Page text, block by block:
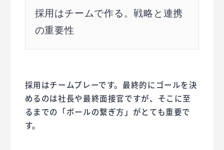
採用はチームで作る。戦略と連携
の重要性
採用はチームプレーです。最終的にゴールを決
めるのは社長や最終面接官ですが、そこに至
るまでの「ボールの繋ぎ方」がとても重要で
す。